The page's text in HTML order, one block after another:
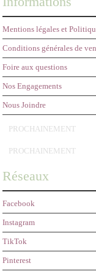
Mentions légales et
Conditions générales de
Foire aux questions
Nos Engagements
Nous Joindre
PROCHAINEMENT
PROCHAINEMENT
Réseaux
Facebook
Instagram
TikTok
Pinterest